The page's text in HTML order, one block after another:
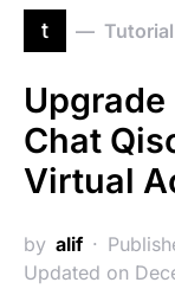
t Tutorial
Chat
Virtual
by alif
Updated on